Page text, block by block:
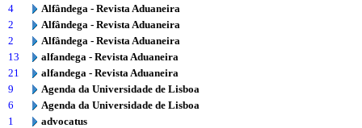
4
Alfândega - Revista Aduaneira
2
Alfândega - Revista Aduaneira
2
Alfândega - Revista Aduaneira
13
alfandega - Revista Aduaneira
21
alfandega - Revista Aduaneira
9
Agenda da Universidade de Lisboa
6
Agenda da Universidade de Lisboa
1
advocatus